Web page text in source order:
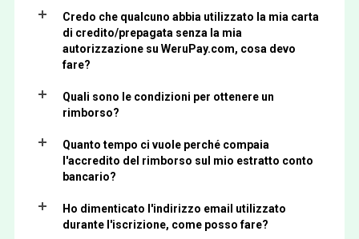
Credo che qualcuno abbia utilizzato la mia carta
di credito/prepagata senza la mia
autorizzazione su WeruPay.com, cosa devo
fare?
Quali sono le condizioni per ottenere un
rimborso?
Quanto tempo ci vuole perché compaia
l'accredito del rimborso sul mio estratto conto
bancario?
Ho dimenticato l'indirizzo email utilizzato
durante l'iscrizione, come posso fare?